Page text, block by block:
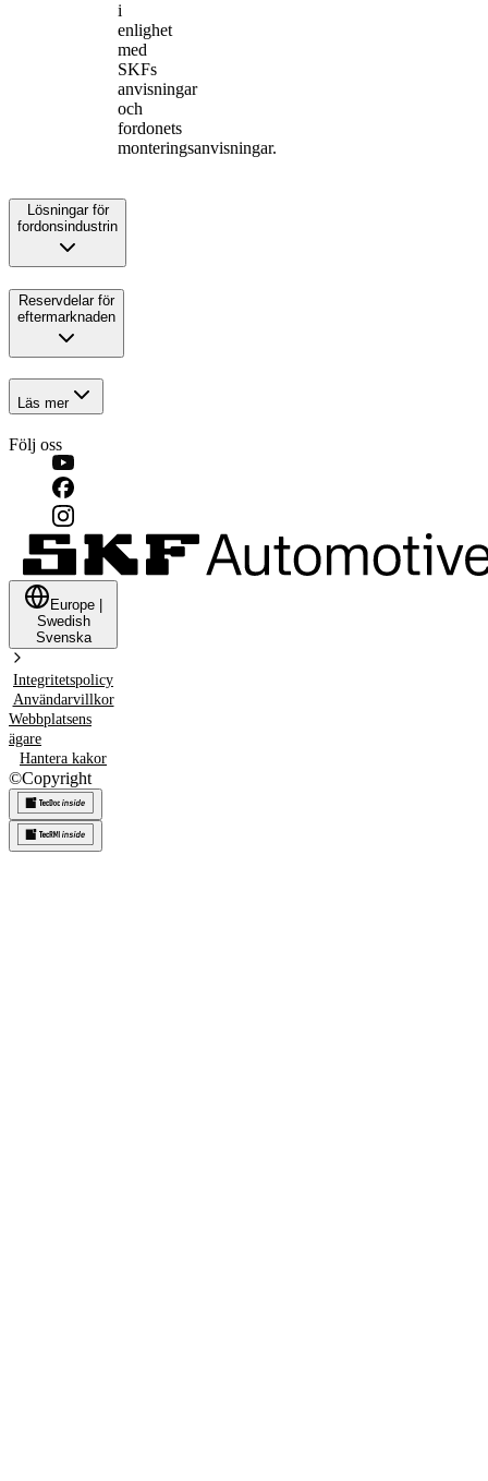
i
enlighet
med
SKFs
anvisningar
och
fordonets
monteringsanvisningar.
Lösningar för
fordonsindustrin
Reservdelar för
eftermarknaden
Läs mer
Följ oss
Europe
Swedish
Svenska
Integritetspolicy
Användarvillkor
Webbplatsens
ägare
Hantera kakor
©Copyright